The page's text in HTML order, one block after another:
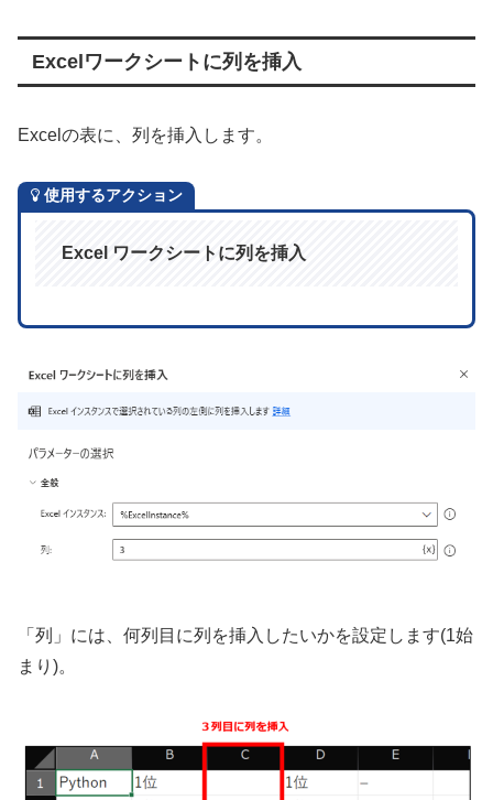
Excelワークシートに列を挿入
Excelの表に、列を挿入します。
使用するアクション
Excel ワークシートに列を挿入
「列」には、何列目に列を挿入したいかを設定します(1始
まり)。